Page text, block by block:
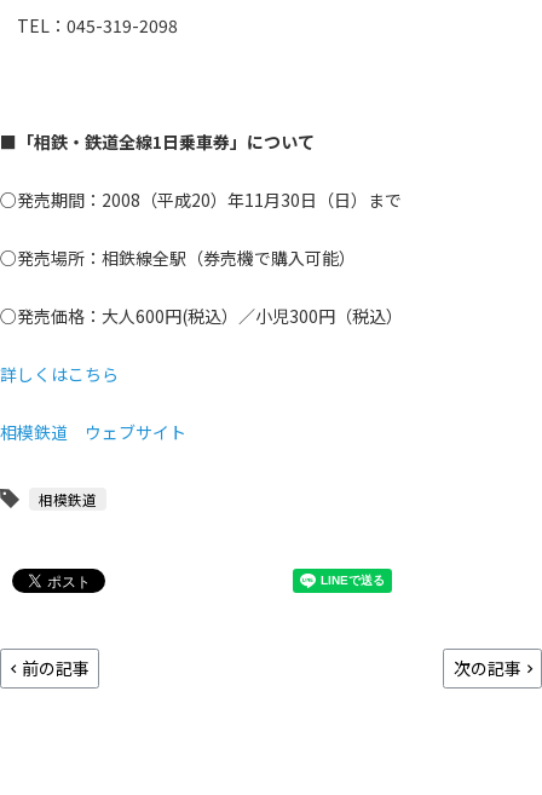
TEL：045-319-2098
■「相鉄・鉄道全線1日乗車券」について
○発売期間：2008（平成20）年11月30日（日）まで
○発売場所：相鉄線全駅（券売機で購入可能）
○発売価格：大人600円(税込）／小児300円（税込）
詳しくはこちら
相模鉄道 ウェブサイト
相模鉄道
前の記事 次の記事